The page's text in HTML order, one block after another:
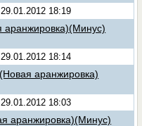
18:19
аранжировка)(Минус)
18:14
аранжировка)
18:03
аранжировка)(Минус)